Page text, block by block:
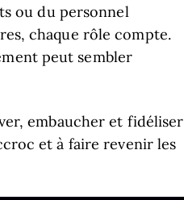
ou du personnel
chaque rôle compte.
peut sembler
embaucher et fidéliser
et à faire revenir les